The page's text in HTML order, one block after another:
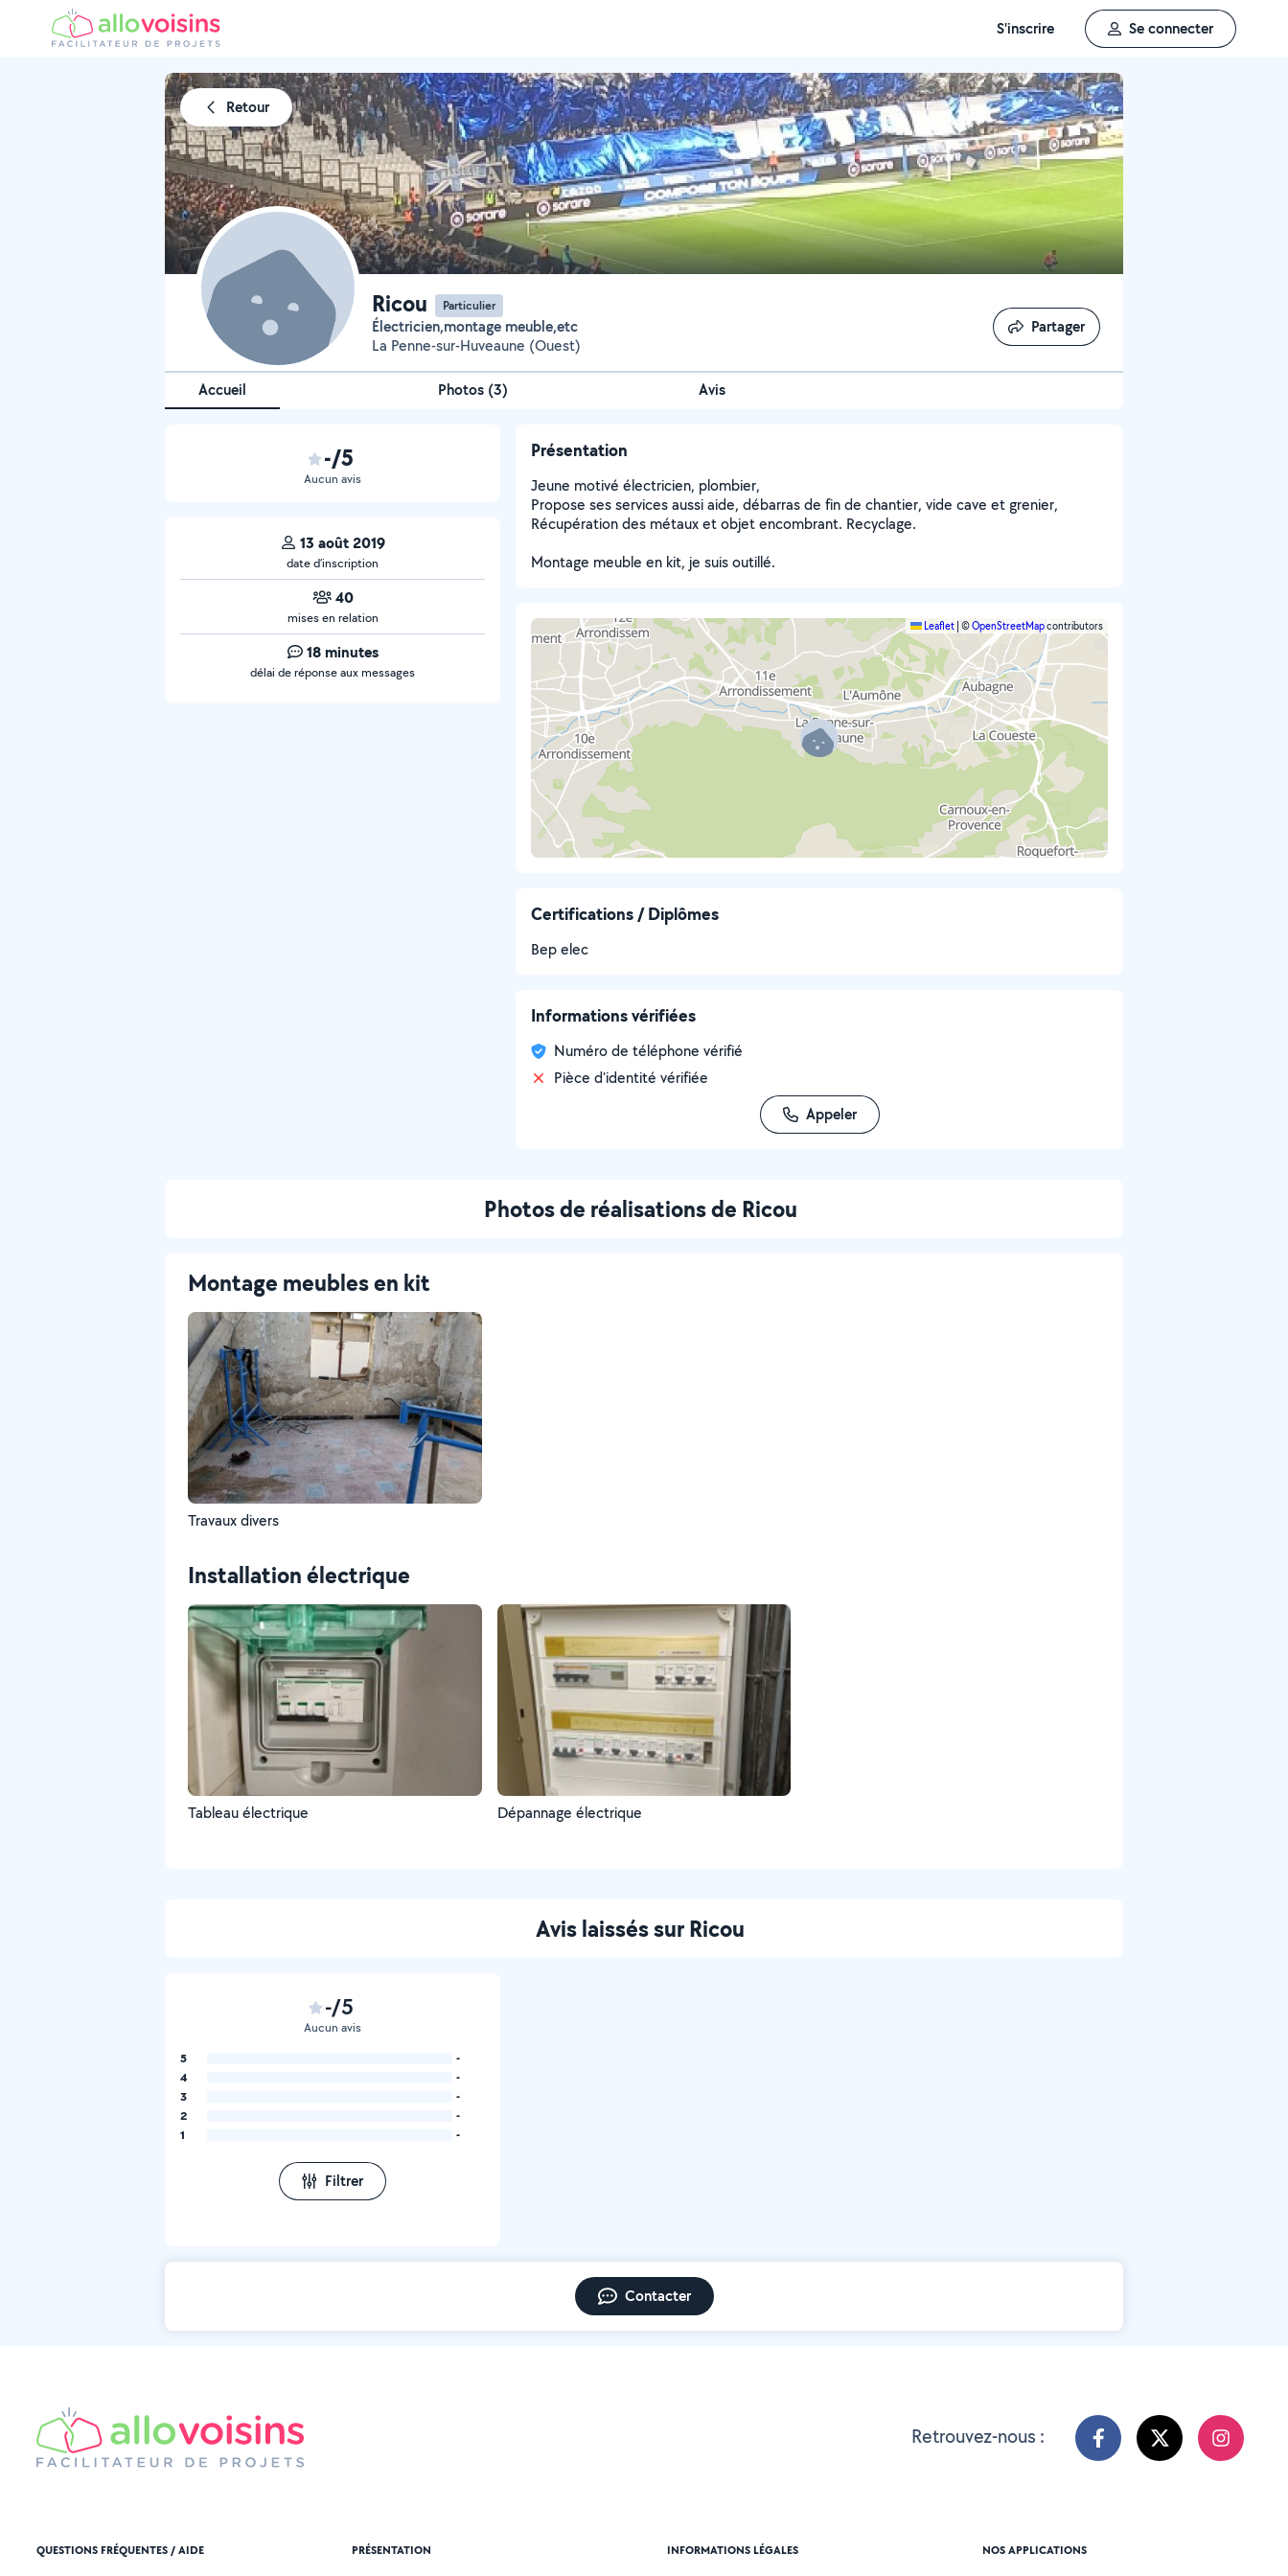
S'inscrire Se connecter
Retour
Ricou Particulier
Électricien,montage meuble,etc
La Penne-sur-Huveaune (Ouest)
Partager
Partager
Accueil Photos (3) Avis
-/5
Aucun avis
13 août 2019
date d’inscription
40
mises en relation
18 minutes
délai de réponse aux messages
Présentation
Jeune motivé électricien, plombier,
Propose ses services aussi aide, débarras de fin de chantier, vide cave et grenier,
Récupération des métaux et objet encombrant. Recyclage.
Montage meuble en kit, je suis outillé.
Leaflet ©OpenStreetMapcontributors
Certifications / Diplômes
Bep elec
Informations vérifiées
Numéro de téléphone vérifié
Pièce d'identité vérifiée
Appeler
Photos de réalisations de Ricou
Montage meubles en kit
Travaux divers
Installation électrique
Tableau électrique Dépannage électrique
Avis laissés sur Ricou
-/5
Aucun avis
5
-
4
-
3
-
2
-
1
-
Filtrer
Contacter
Retrouvez-nous :
QUESTIONS FRÉQUENTES / AIDE PRÉSENTATION INFORMATIONS LÉGALES NOS APPLICATIONS